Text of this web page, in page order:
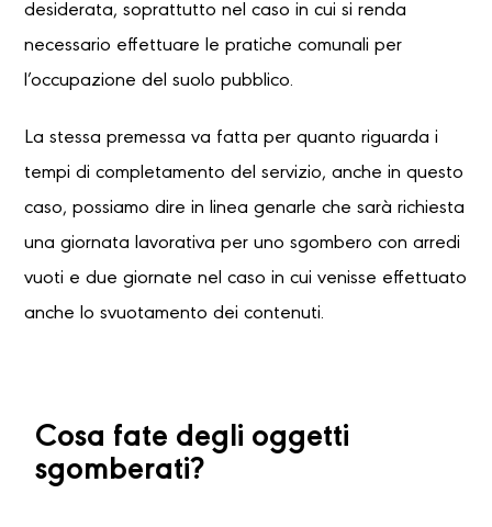
desiderata, soprattutto nel caso in cui si renda
necessario effettuare le pratiche comunali per
l’occupazione del suolo pubblico.
La stessa premessa va fatta per quanto riguarda i
tempi di completamento del servizio, anche in questo
caso, possiamo dire in linea genarle che sarà richiesta
una giornata lavorativa per uno sgombero con arredi
vuoti e due giornate nel caso in cui venisse effettuato
anche lo svuotamento dei contenuti.
Cosa fate degli oggetti
sgomberati?